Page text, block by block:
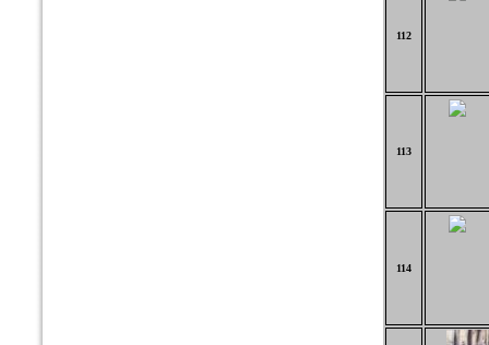
112
113
114